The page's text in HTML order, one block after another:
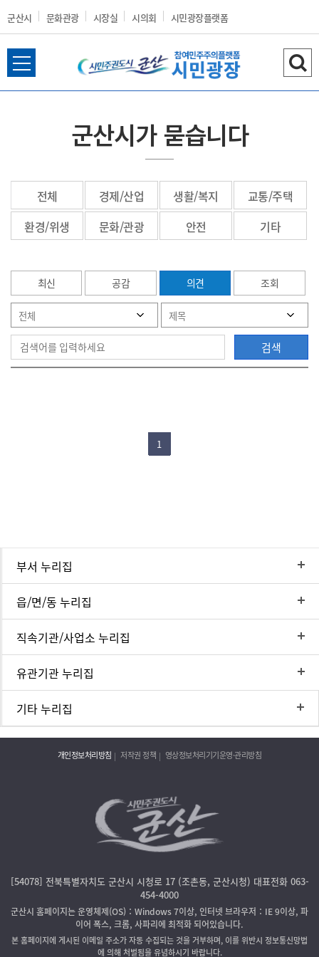
군산시 문화관광 시장실 시의회 시민광장플랫폼
군
산
홈
으
동
전
체
검
색
군산시가 묻습니다
전체 경제/산업 생활/복지
교통/주택
환경/위생
문화/관광 안전 기타
최신 공감 의견 조회
검색
1
부서 누리집
읍/면/동 누리집
직속기관/사업소 누리집
유관기관 누리집
기타 누리집
개인정보처리방침 저작권 정책 영상정보처리기기운영·관리방침
[54078] 전북특별자치도 군산시 시청로 17 (조촌동, 군산시청) 대표전화 063-
454-4000
군산시 홈페이지는 운영체제(OS)：Windows 7이상, 인터넷 브라우저：IE 9이상, 파
이어 폭스, 크롬, 사파리에 최적화 되어있습니다.
본 홈페이지에 게시된 이메일 주소가 자동 수집되는 것을 거부하며, 이를 위반시 정보통신망법
에 의해 처벌됨을 유념하시기 바랍니다.